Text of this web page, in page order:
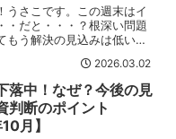
うさこです。この週末はイ
・だと・・・？根深い問題
もう解決の見込みは低いで
場も荒れる！３月になりま
月やっている金プラチナ投
ェックしてい...
2026.03.02
落中！なぜ？今後の見
判断のポイント
月】